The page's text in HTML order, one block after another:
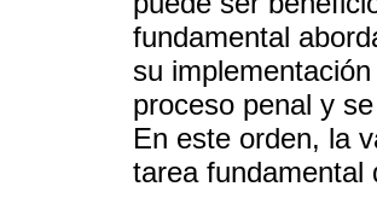
fundamental
su
proceso penal y
En este orden, la
tarea fundamental